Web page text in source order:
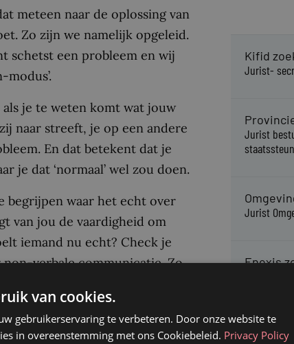
meteen naar de oplossing van
Zo zijn we namelijk opgeleid.
schetst een probleem en wij
je te weten komt wat jouw
naar streeft, je op een andere
En dat betekent dat je
je dat ‘normaal’ wel zou doen.
begrijpen waar het echt over
van jou de vaardigheid om
iemand nu echt? Check je
verbale communicatie. Zo
Eerst nog even los van
voerde met een dga over het
Kifid
Jurist-
Jurist
Jurist
Enexis
van cookies.
gebruikerservaring te verbeteren. Door onze website te
in overeenstemming met ons Cookiebeleid. Privacy Policy